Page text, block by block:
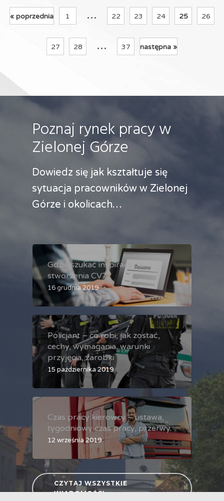
« poprzednia 1 ... 22 23 24 25 26
27 28 ... 37 następna »
Poznaj rynek pracy w
Zielonej Górze
Dowiedz się jak kształtuje się
sytuacja pracowników w Zielonej
Górze i okolicach…
Gdzie szukać inspiracji do
stworzenia CV?
16 grudnia 2019
Policjant – co robi, jak zostać,
cechy, wymagania, warunki
przyjęcia, zarobki
15 października 2019
Czas pracy kierowcy – ustawa,
tygodniowy czas pracy, przerwy
12 września 2019
CZYTAJ WSZYSTKIE
WIADOMOŚCI